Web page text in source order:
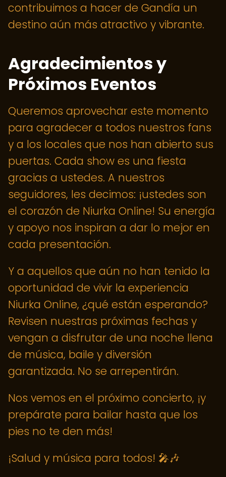
contribuimos a hacer de Gandía un
destino aún más atractivo y vibrante.
Agradecimientos y
Próximos Eventos
Queremos aprovechar este momento
para agradecer a todos nuestros fans
y a los locales que nos han abierto sus
puertas. Cada show es una fiesta
gracias a ustedes. A nuestros
seguidores, les decimos: ¡ustedes son
el corazón de Niurka Online! Su energía
y apoyo nos inspiran a dar lo mejor en
cada presentación.
Y a aquellos que aún no han tenido la
oportunidad de vivir la experiencia
Niurka Online, ¿qué están esperando?
Revisen nuestras próximas fechas y
vengan a disfrutar de una noche llena
de música, baile y diversión
garantizada. No se arrepentirán.
Nos vemos en el próximo concierto, ¡y
prepárate para bailar hasta que los
pies no te den más!
¡Salud y música para todos! 🎤🎶